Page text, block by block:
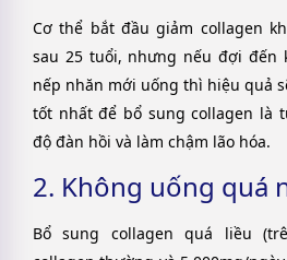
Cơ thể bắt đầu giảm collagen
sau 25 tuổi, nhưng nếu đợi đến
nếp nhăn mới uống thì hiệu quả
tốt nhất để bổ sung collagen là
độ đàn hồi và làm chậm lão hóa.
2. Không uống quá
Bổ sung collagen quá liều